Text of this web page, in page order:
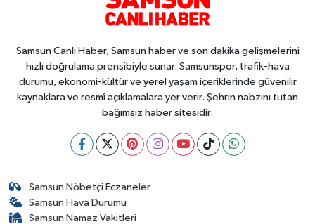
Samsun Canlı Haber, Samsun haber ve son dakika gelişmelerini
hızlı doğrulama prensibiyle sunar. Samsunspor, trafik-hava
durumu, ekonomi-kültür ve yerel yaşam içeriklerinde güvenilir
kaynaklara ve resmî açıklamalara yer verir. Şehrin nabzını tutan
bağımsız haber sitesidir.
Samsun Nöbetçi Eczaneler
Samsun Hava Durumu
Samsun Namaz Vakitleri